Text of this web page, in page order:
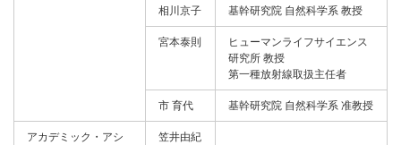
相川京子 基幹研究院 自然科学系 教授
宮本泰則
ヒューマンライフサイエンス
研究所 教授
第一種放射線取扱主任者
市 育代 基幹研究院 自然科学系 准教授
アカデミック・アシ
笠井由紀